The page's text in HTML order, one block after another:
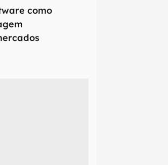
como